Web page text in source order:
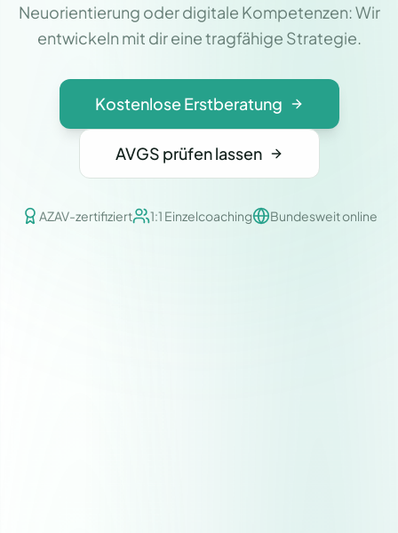
Neuorientierung oder digitale Kompetenzen: Wir
entwickeln mit dir eine tragfähige Strategie.
Kostenlose Erstberatung
AVGS prüfen lassen
AZAV-zertifiziert 1:1 Einzelcoaching Bundesweit online